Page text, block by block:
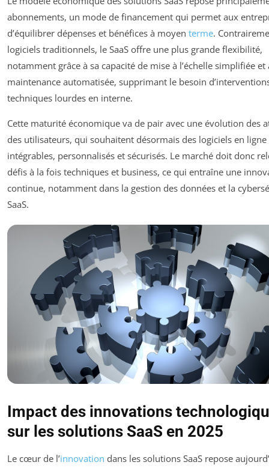
abonnements, un mode de financement qui permet aux
d’équilibrer dépenses et bénéfices à moyen terme.
logiciels traditionnels, le SaaS offre une plus grande flexibilité,
notamment grâce à sa capacité de mise à l’échelle simplifiée et
maintenance automatisée, supprimant le besoin
techniques lourdes en interne.
Cette maturité économique va de pair avec une évolution des
des utilisateurs, qui souhaitent désormais des logiciels en ligne
intégrables, personnalisés et sécurisés. Le marché doit donc
défis à la fois techniques et business, ce qui entraîne une
continue, notamment dans la gestion des données et la
SaaS.
Impact des innovations
sur les solutions SaaS en 2025
Le cœur de l’innovation dans les solutions SaaS repose